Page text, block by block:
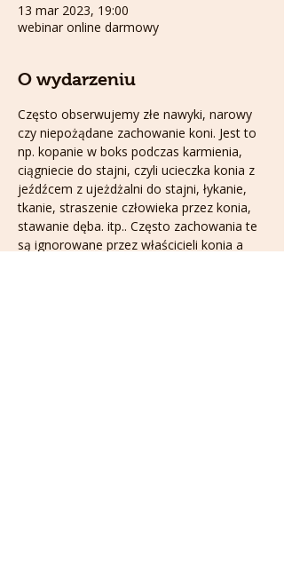
13 mar 2023, 19:00
webinar online darmowy
O wydarzeniu
Często obserwujemy złe nawyki, narowy
czy niepożądane zachowanie koni. Jest to
np. kopanie w boks podczas karmienia,
ciągniecie do stajni, czyli ucieczka konia z
jeźdźcem z ujeżdżalni do stajni, łykanie,
tkanie, straszenie człowieka przez konia,
stawanie dęba. itp.. Często zachowania te
są ignorowane przez właścicieli konia a